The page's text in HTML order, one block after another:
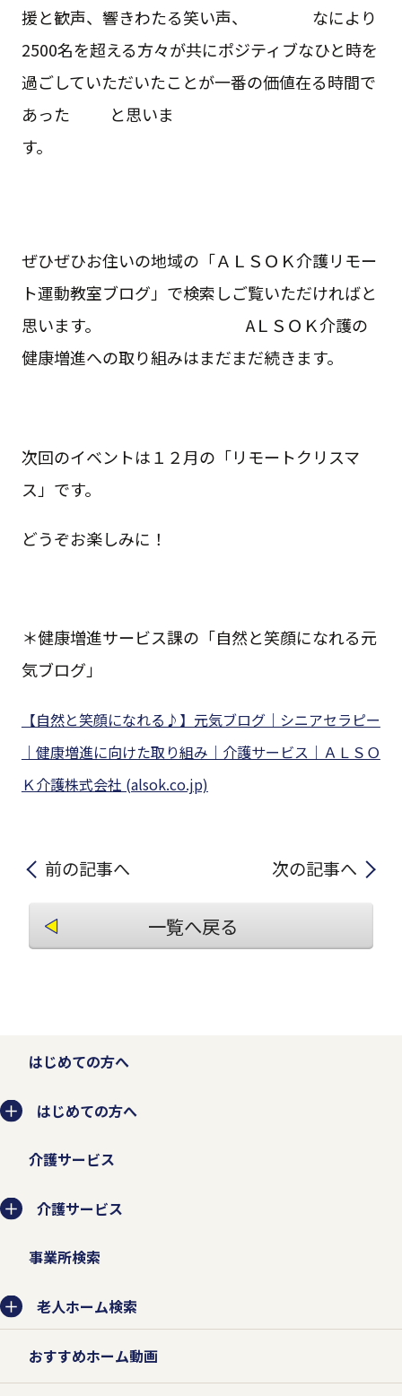
援と歓声、響きわたる笑い声、 なにより
2500名を超える方々が共にポジティブなひと時を
過ごしていただいたことが一番の価値在る時間で
あった と思いま
す。
ぜひぜひお住いの地域の「ＡＬＳＯＫ介護リモー
ト運動教室ブログ」で検索しご覧いただければと
思います。 AＬＳＯＫ介護の
健康増進への取り組みはまだまだ続きます。
次回のイベントは１２月の「リモートクリスマ
ス」です。
どうぞお楽しみに！
＊健康増進サービス課の「自然と笑顔になれる元
気ブログ」
【自然と笑顔になれる♪】元気ブログ｜シニアセラピー
｜健康増進に向けた取り組み｜介護サービス｜ＡＬＳＯ
Ｋ介護株式会社 (alsok.co.jp)
前の記事へ 次の記事へ
一覧へ戻る
はじめての方へ
はじめての方へ
介護サービス
介護サービス
事業所検索
老人ホーム検索
おすすめホーム動画